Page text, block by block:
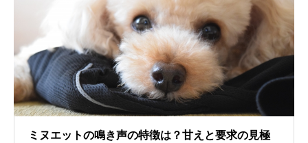
ミヌエットの鳴き声の特徴は？甘えと要求の見極